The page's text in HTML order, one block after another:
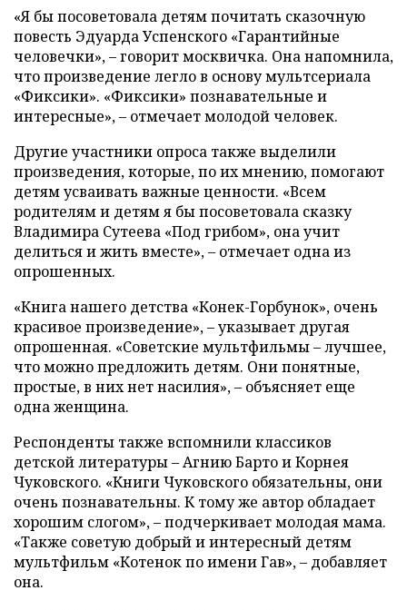
«Я бы посоветовала детям почитать сказочную
повесть Эдуарда Успенского «Гарантийные
человечки», – говорит москвичка. Она напомнила,
что произведение легло в основу мультсериала
«Фиксики». «Фиксики» познавательные и
интересные», – отмечает молодой человек.
Другие участники опроса также выделили
произведения, которые, по их мнению, помогают
детям усваивать важные ценности. «Всем
родителям и детям я бы посоветовала сказку
Владимира Сутеева «Под грибом», она учит
делиться и жить вместе», – отмечает одна из
опрошенных.
«Книга нашего детства «Конек-Горбунок», очень
красивое произведение», – указывает другая
опрошенная. «Советские мультфильмы – лучшее,
что можно предложить детям. Они понятные,
простые, в них нет насилия», – объясняет еще
одна женщина.
Респонденты также вспомнили классиков
детской литературы – Агнию Барто и Корнея
Чуковского. «Книги Чуковского обязательны, они
очень познавательны. К тому же автор обладает
хорошим слогом», – подчеркивает молодая мама.
«Также советую добрый и интересный детям
мультфильм «Котенок по имени Гав», – добавляет
она.